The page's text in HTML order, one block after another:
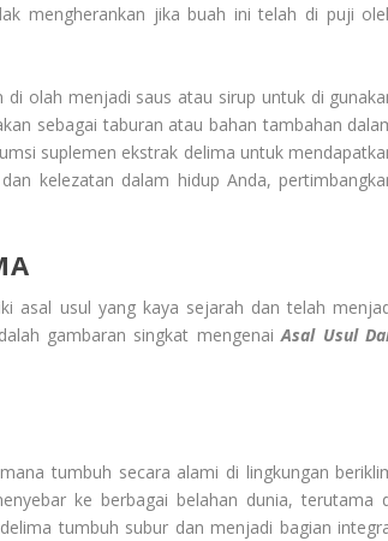
mengherankan jika buah ini telah di puji
olah menjadi saus atau sirup untuk di
sebagai taburan atau bahan tambahan
suplemen ekstrak delima untuk
kelezatan dalam hidup Anda,
asal usul yang kaya sejarah dan telah
gambaran singkat mengenaiAsal Usul
tumbuh secara alami di lingkungan
ke berbagai belahan dunia, terutama
tumbuh subur dan menjadi bagian